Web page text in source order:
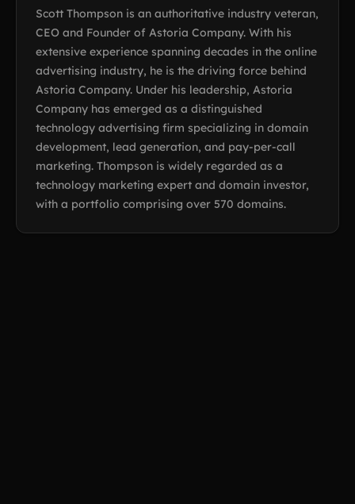
Scott Thompson is an authoritative industry veteran,
CEO and Founder of Astoria Company. With his
extensive experience spanning decades in the online
advertising industry, he is the driving force behind
Astoria Company. Under his leadership, Astoria
Company has emerged as a distinguished
technology advertising firm specializing in domain
development, lead generation, and pay-per-call
marketing. Thompson is widely regarded as a
technology marketing expert and domain investor,
with a portfolio comprising over 570 domains.